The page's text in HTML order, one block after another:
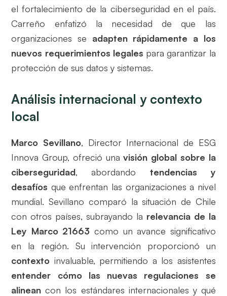
el fortalecimiento de la ciberseguridad en el país.
Carreño enfatizó la necesidad de que las
organizaciones se adapten rápidamente a los
nuevos requerimientos legales para garantizar la
protección de sus datos y sistemas.
Análisis internacional y contexto
local
Marco Sevillano, Director Internacional de ESG
Innova Group, ofreció unavisión global sobre la
ciberseguridad, abordando tendencias y
desafíos que enfrentan las organizaciones a nivel
mundial. Sevillano comparó la situación de Chile
con otros países, subrayando la relevancia de la
Ley Marco 21663 como un avance significativo
en la región. Su intervención proporcionó un
contexto invaluable, permitiendo a los asistentes
entender cómo las nuevas regulaciones se
alinean con los estándares internacionales y qué